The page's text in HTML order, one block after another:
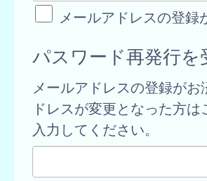
メールアドレスの登
パスワード再発行
メールアドレスの登録が
ドレスが変更となった方
入力してください。